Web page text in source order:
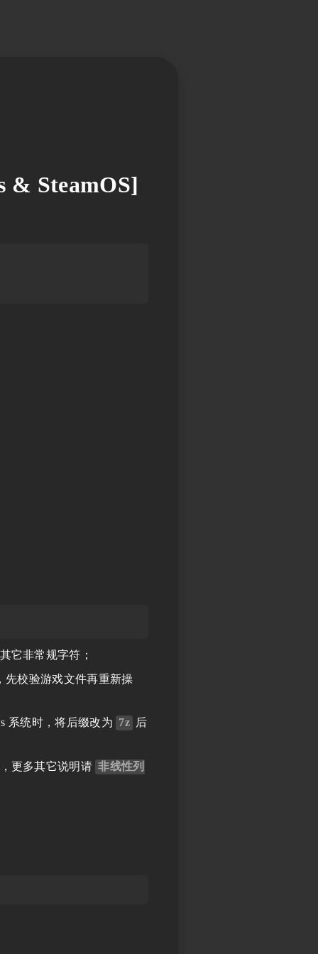
& SteamOS]
它非常规字符；
先校验游戏文件再重新操
系统时，将后缀改为 7z 后
，更多其它说明请 非线性列